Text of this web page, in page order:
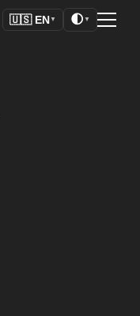
🇺🇸 EN ▼ 🌓 ▼